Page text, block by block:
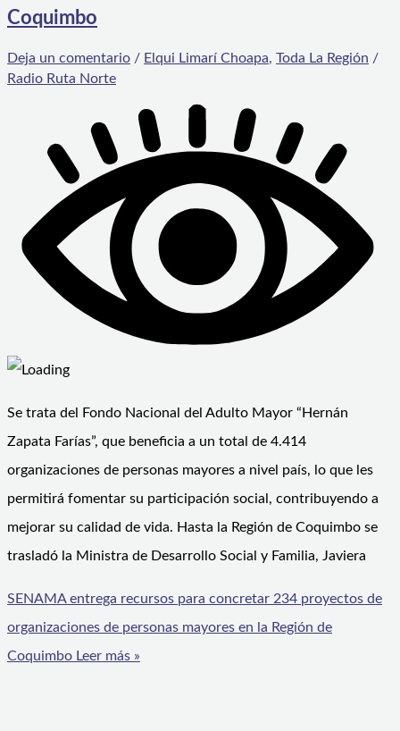
Coquimbo
Deja un comentario / Elqui Limarí Choapa, Toda La Región /
Radio Ruta Norte
Se trata del Fondo Nacional del Adulto Mayor “Hernán
Zapata Farías”, que beneficia a un total de 4.414
organizaciones de personas mayores a nivel país, lo que les
permitirá fomentar su participación social, contribuyendo a
mejorar su calidad de vida. Hasta la Región de Coquimbo se
trasladó la Ministra de Desarrollo Social y Familia, Javiera
SENAMA entrega recursos para concretar 234 proyectos de
organizaciones de personas mayores en la Región de
Coquimbo Leer más »